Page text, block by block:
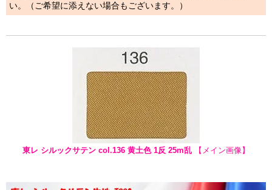
い。（ご希望に添えない場合もございます。）
東レ シルックサテン col.136 黄土色 1反 25m乱 【メイン画像】